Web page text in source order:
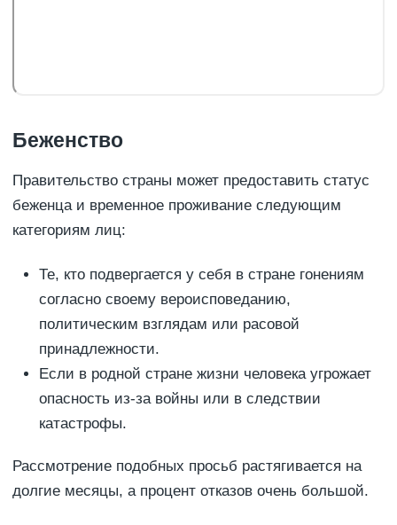
Беженство
Правительство страны может предоставить статус
беженца и временное проживание следующим
категориям лиц:
Те, кто подвергается у себя в стране гонениям
согласно своему вероисповеданию,
политическим взглядам или расовой
принадлежности.
Если в родной стране жизни человека угрожает
опасность из-за войны или в следствии
катастрофы.
Рассмотрение подобных просьб растягивается на
долгие месяцы, а процент отказов очень большой.